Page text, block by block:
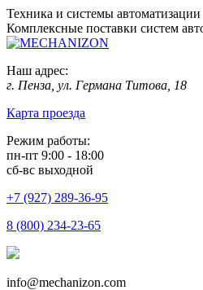
Техника и системы
Комплексные поставки систем
Наш адрес:
г. Пенза, ул. Германа Титова, 18
Карта проезда
Режим работы:
пн-пт 9:00 - 18:00
сб-вс выходной
+7 (927) 289-36-95
8 (800) 234-23-65
info@mechanizon.com